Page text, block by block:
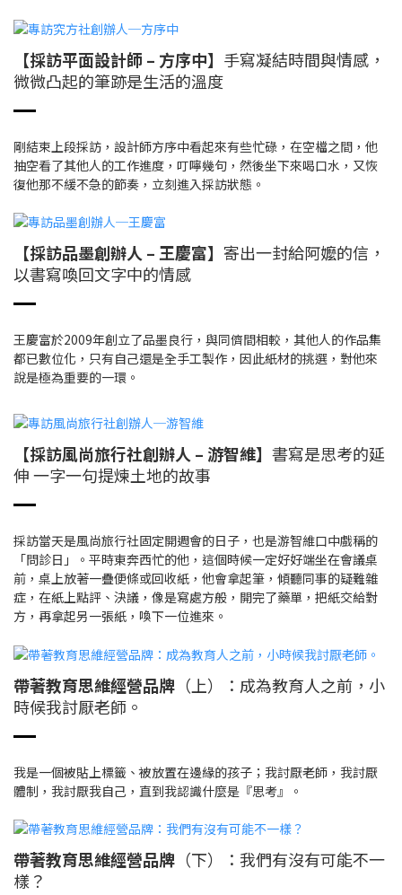
【採訪平面設計師 – 方序中】 手寫凝結時間與情感，
微微凸起的筆跡是生活的溫度
剛結束上段採訪，設計師方序中看起來有些忙碌，在空檔之間，他
抽空看了其他人的工作進度，叮嚀幾句，然後坐下來喝口水，又恢
復他那不緩不急的節奏，立刻進入採訪狀態。
【採訪品墨創辦人 – 王慶富】 寄出一封給阿嬤的信，
以書寫喚回文字中的情感
王慶富於2009年創立了品墨良行，與同儕間相較，其他人的作品集
都已數位化，只有自己還是全手工製作，因此紙材的挑選，對他來
說是極為重要的一環。
【採訪風尚旅行社創辦人 – 游智維】 書寫是思考的延
伸 一字一句提煉土地的故事
採訪當天是風尚旅行社固定開週會的日子，也是游智維口中戲稱的
「問診日」。平時東奔西忙的他，這個時候一定好好端坐在會議桌
前，桌上放著一疊便條或回收紙，他會拿起筆，傾聽同事的疑難雜
症，在紙上點評、決議，像是寫處方般，開完了藥單，把紙交給對
方，再拿起另一張紙，喚下一位進來。
帶著教育思維經營品牌 （上）：成為教育人之前，小
時候我討厭老師。
我是一個被貼上標籤、被放置在邊緣的孩子；我討厭老師，我討厭
體制，我討厭我自己，直到我認識什麼是『思考』。
帶著教育思維經營品牌 （下）：我們有沒有可能不一
樣？